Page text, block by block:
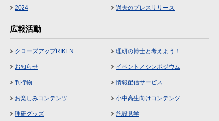
2024 過去のプレスリリース
広報活動
クローズアップRIKEN 理研の博士と考えよう！
お知らせ イベント／シンポジウム
刊行物 情報配信サービス
お楽しみコンテンツ 小中高生向けコンテンツ
理研グッズ 施設見学